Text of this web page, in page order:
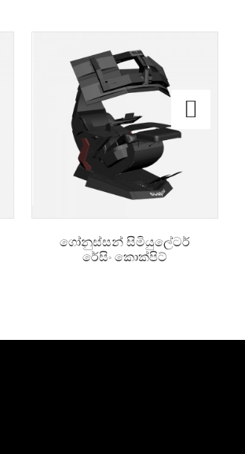
ගෝනුස්සන් සිමියුලේටර්
රේසිං කොක්පිට්